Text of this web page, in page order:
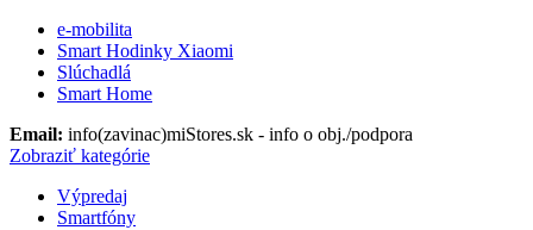
e-mobilita
Smart Hodinky Xiaomi
Slúchadlá
Smart Home
Email: info(zavinac)miStores.sk - info o obj./podpora
Zobraziť kategórie
Výpredaj
Smartfóny